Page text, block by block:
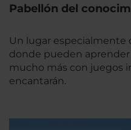
Pabellón del
Un lugar especialmente
donde pueden aprender
mucho más con juegos
encantarán.